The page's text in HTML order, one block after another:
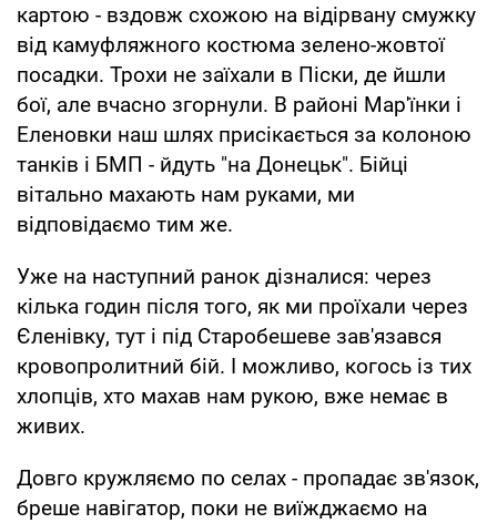
картою - вздовж схожою на відірвану смужку
від камуфляжного костюма зелено-жовтої
посадки. Трохи не заїхали в Піски, де йшли
бої, але вчасно згорнули. В районі Мар'їнки і
Еленовки наш шлях присікається за колоною
танків і БМП - йдуть "на Донецьк". Бійці
вітально махають нам руками, ми
відповідаємо тим же.
Уже на наступний ранок дізналися: через
кілька годин після того, як ми проїхали через
Єленівку, тут і під Старобешеве зав'язався
кровопролитний бій. І можливо, когось із тих
хлопців, хто махав нам рукою, вже немає в
живих.
Довго кружляємо по селах - пропадає зв'язок,
бреше навігатор, поки не виїжджаємо на